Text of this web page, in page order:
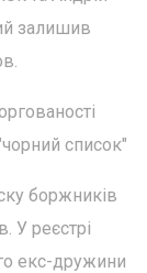
залишив
список"
боржників
У реєстрі
екс-дружини